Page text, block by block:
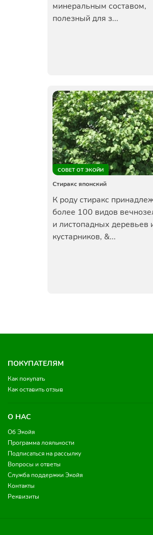
минеральным составом,
полезный для з...
СОВЕТ ОТ ЭКОЙИ
Стиракс японский
К роду стиракс
более 100 видов
и листопадных деревьев
кустарников, &...
ПОКУПАТЕЛЯМ
Как покупать
Как оставить отзыв
О НАС
Об Экойя
Программа лояльности
Подписаться на рассылку
Вопросы и ответы
Служба поддержки Экойя
Контакты
Реквизиты